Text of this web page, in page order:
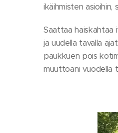
ikäihmisten
Saattaa haiskahtaa
ja uudella tavalla
paukkuen pois
muuttoani vuodella